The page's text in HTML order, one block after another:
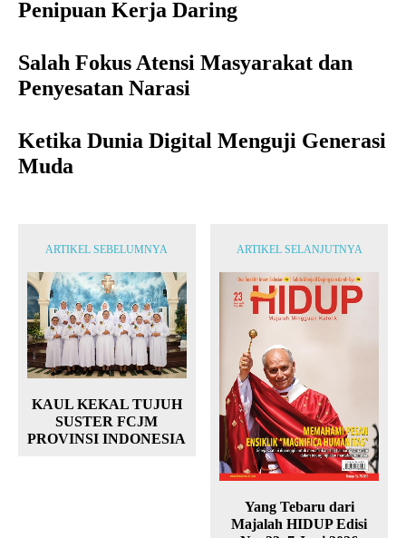
Penipuan Kerja Daring
Salah Fokus Atensi Masyarakat dan
Penyesatan Narasi
Ketika Dunia Digital Menguji Generasi
Muda
ARTIKEL SEBELUMNYA
KAUL KEKAL TUJUH
SUSTER FCJM
PROVINSI INDONESIA
ARTIKEL SELANJUTNYA
Yang Tebaru dari
Majalah HIDUP Edisi